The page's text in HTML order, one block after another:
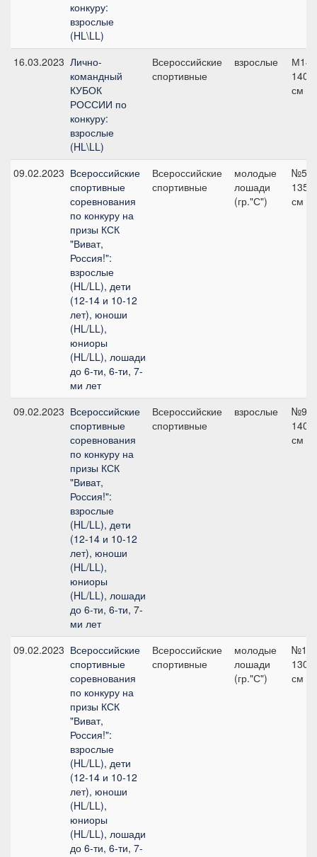
конкуру:
взрослые
(HL\LL)
16.03.2023 Лично-
командный
КУБОК
РОССИИ по
конкуру:
взрослые
(HL\LL)
Всероссийские
спортивные
взрослые
140
см
09.02.2023 Всероссийские
спортивные
соревнования
по конкуру на
призы КСК
"Виват,
Россия!":
взрослые
(HL/LL), дети
(12-14 и 10-12
лет), юноши
(HL/LL),
юниоры
(HL/LL), лошади
до 6-ти, 6-ти, 7-
ми лет
Всероссийские
спортивные
молодые
лошади
(гр."С")
№5,
135
см
09.02.2023 Всероссийские
спортивные
соревнования
по конкуру на
призы КСК
"Виват,
Россия!":
взрослые
(HL/LL), дети
(12-14 и 10-12
лет), юноши
(HL/LL),
юниоры
(HL/LL), лошади
до 6-ти, 6-ти, 7-
ми лет
Всероссийские
спортивные
взрослые
№9,
140
см
09.02.2023 Всероссийские
спортивные
соревнования
по конкуру на
призы КСК
"Виват,
Россия!":
взрослые
(HL/LL), дети
(12-14 и 10-12
лет), юноши
(HL/LL),
юниоры
(HL/LL), лошади
до 6-ти, 6-ти, 7-
Всероссийские
спортивные
молодые
лошади
(гр."С")
№1,
130
см